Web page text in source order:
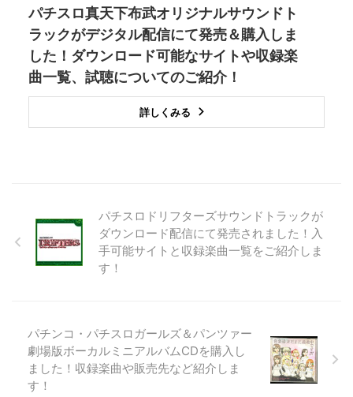
パチスロ真天下布武オリジナルサウンドト
ラックがデジタル配信にて発売＆購入しま
した！ダウンロード可能なサイトや収録楽
曲一覧、試聴についてのご紹介！
詳しくみる
パチスロドリフターズサウンドトラックが
ダウンロード配信にて発売されました！入
手可能サイトと収録楽曲一覧をご紹介しま
す！
パチンコ・パチスロガールズ＆パンツァー
劇場版ボーカルミニアルバムCDを購入し
ました！収録楽曲や販売先など紹介しま
す！